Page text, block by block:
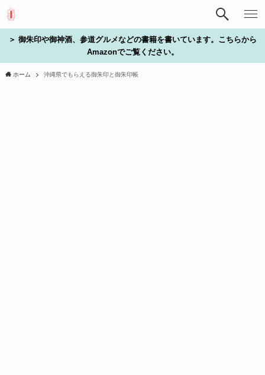
＞ 御朱印や御神酒、参道グルメなどの書籍を書いています。こちらから
Amazonでご覧ください。
ホーム 沖縄県でもらえる御朱印と御朱印帳